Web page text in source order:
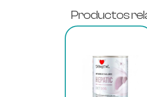
Productos
múltiples
variantes.